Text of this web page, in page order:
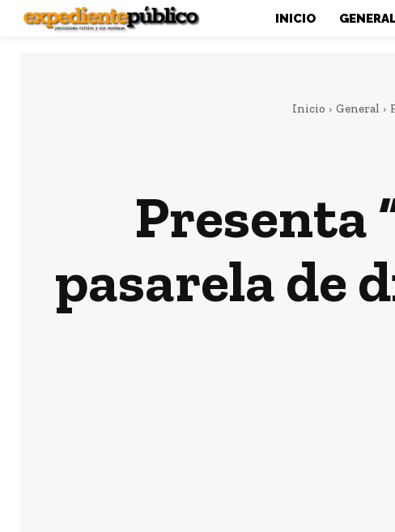
INICIO
Inicio General
Presenta
pasarela de